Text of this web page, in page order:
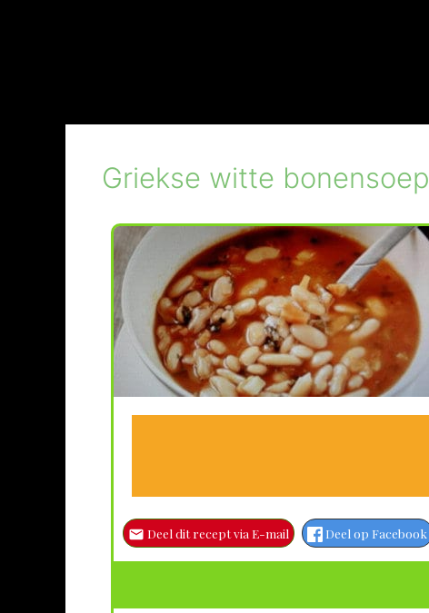
Griekse witte bonensoep
Deel dit recept via E-mail Deel op Facebook